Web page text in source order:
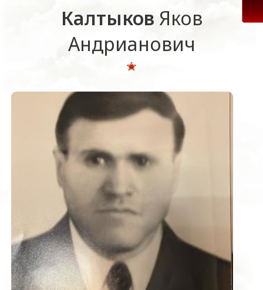
Калтыков Яков
Андрианович